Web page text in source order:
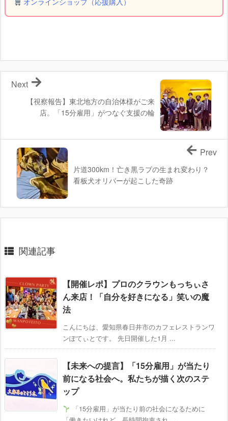
【視察報告】東北地方の自治体様がご来
店。「15分雇用」がつなぐ支援の輪
Next
片道300km！亡き黒ラブの生まれ変わり？
看板犬オリバーが起こした奇跡
Prev
関連記事
【開催レポ】プロのクラウンもっちぃさ
ん来店！「自分を好きになる」笑いの魔
法
こんにちは、愛知県春日井市のカフェレストランワ
ンぽてぃとです。 先日開催した1月 ...
【未来への提言】「15分雇用」が当たり
前になる社会へ。私たちが描く次のステ
ップ
「15分雇用」が当たり前の社会になるために